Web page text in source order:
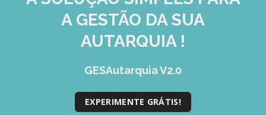
A GESTÃO DA SUA
AUTARQUIA !
GESAutarquia V2.0
EXPERIMENTE GRÁTIS!